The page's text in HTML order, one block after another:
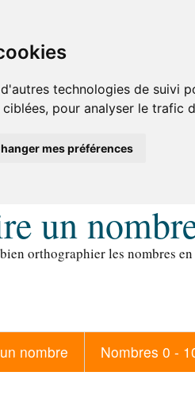
technologies de suivi
pour analyser le
mes préférences
un
orthographier les nombres
nombre Nombres 0 -